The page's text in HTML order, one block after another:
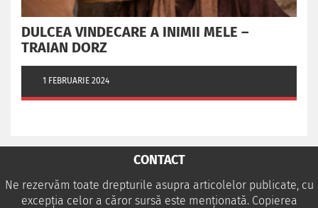
DULCEA VINDECARE A INIMII MELE –
TRAIAN DORZ
1 FEBRUARIE 2024
CONTACT
Ne rezervăm toate drepturile asupra articolelor publicate, cu
excepția celor a căror sursă este menționată. Copierea